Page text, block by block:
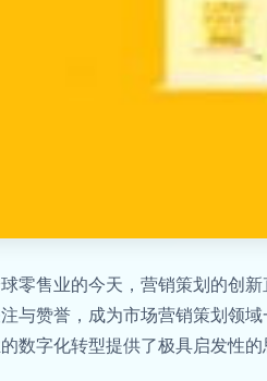
零售业的今天，营销策划的创
与赞誉，成为市场营销策划领
数字化转型提供了极具启发性的